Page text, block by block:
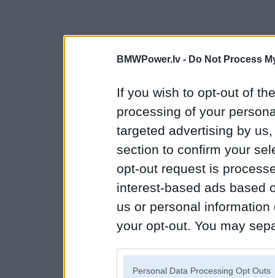
BMWPower.lv - Do Not Process
If you wish to opt-out of
processing of your
targeted advertising by
section to confirm your
opt-out request is
interest-based ads based
us or personal
your opt-out. You may
Personal Data Processing Opt Outs